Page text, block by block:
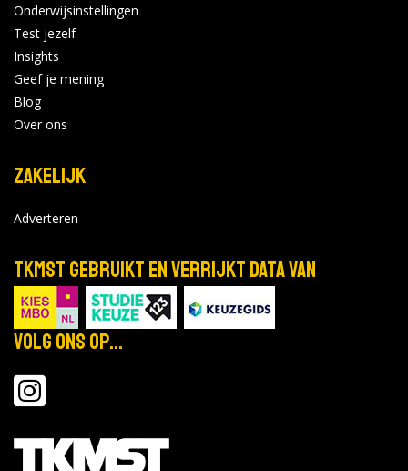
Saxion - Deventer
31
Saxion - Enschede
okt
31
Open dag in Deventer. Vanaf 10.00
uur ben je van harte welkom!
Locatie:
Onderwijsinstellingen
Test jezelf
Insights
Geef je mening
Blog
Over ons
Zakelijk
Adverteren
TKMST gebruikt en verrijkt data van
Volg ons op...